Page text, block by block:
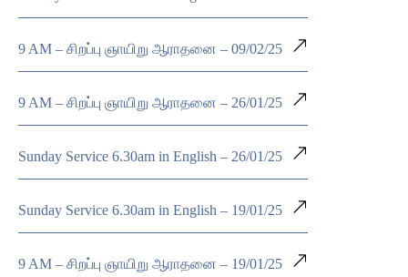
9 AM – சிறப்பு ஞாயிறு ஆராதனை – 09/02/25
9 AM – சிறப்பு ஞாயிறு ஆராதனை – 26/01/25
Sunday Service 6.30am in English – 26/01/25
Sunday Service 6.30am in English – 19/01/25
9 AM – சிறப்பு ஞாயிறு ஆராதனை – 19/01/25